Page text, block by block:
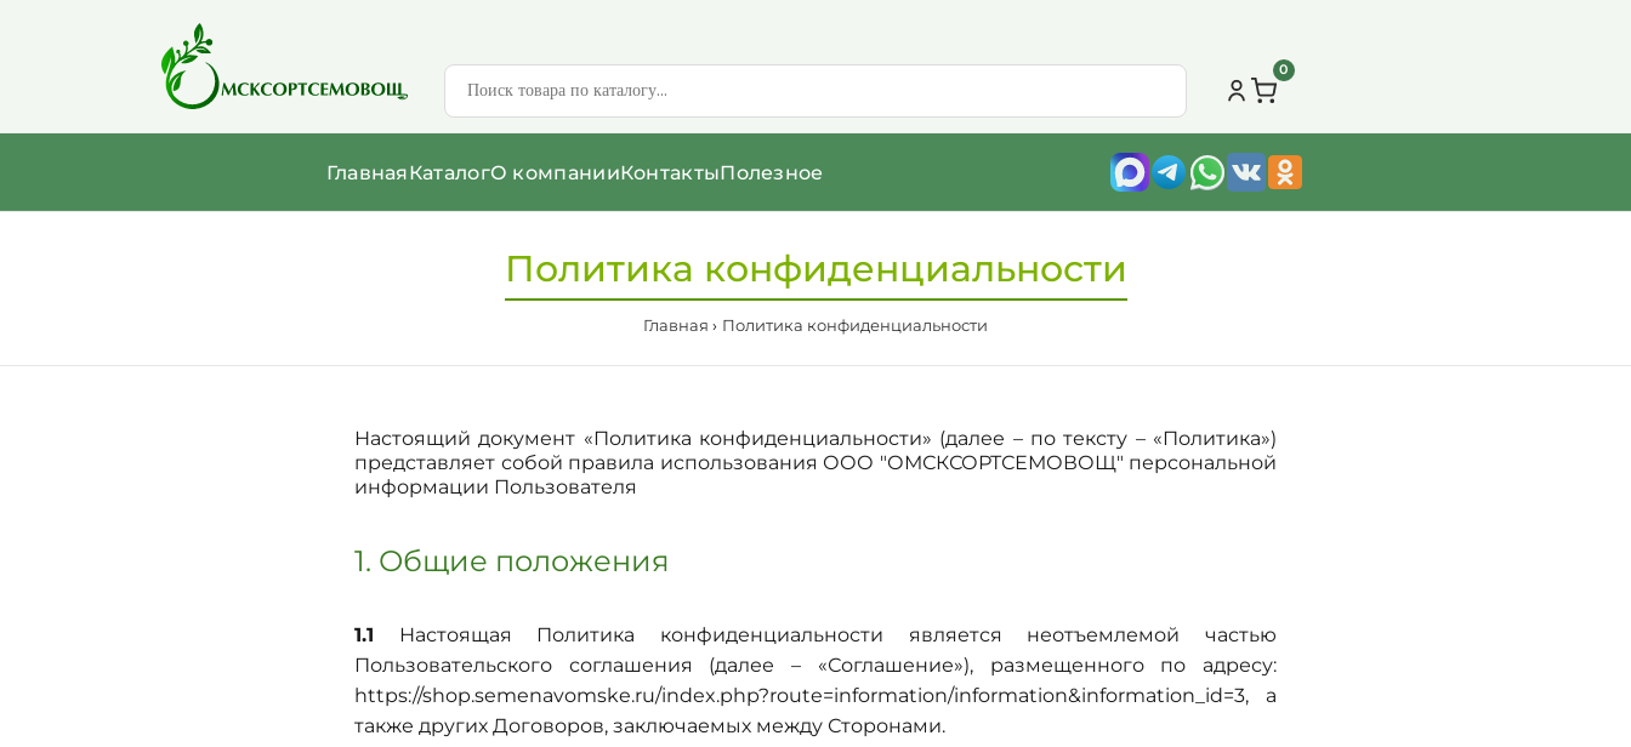
0
ГлавнаяКаталогО компанииКонтактыПолезное
Политика конфиденциальности
Главная Политика конфиденциальности
Настоящий документ «Политика конфиденциальности» (далее – по тексту – «Политика»)
представляет собой правила использования ООО "ОМСКСОРТСЕМОВОЩ" персональной
информации Пользователя
1. Общие положения
1.1 Настоящая Политика конфиденциальности является неотъемлемой частью
Пользовательского соглашения (далее – «Соглашение»), размещенного по адресу:
https://shop.semenavomske.ru/index.php?route=information/information&information_id=3, а
также других Договоров, заключаемых между Сторонами.